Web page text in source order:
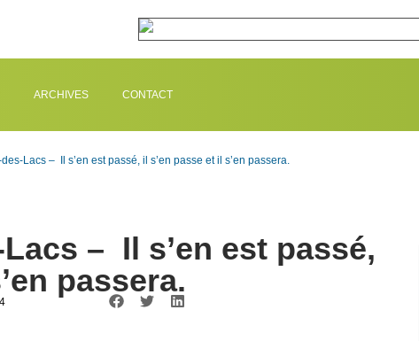
ARCHIVES CONTACT
Lacs – Il s’en est passé, il s’en passe et il s’en passera.
– Il s’en est passé,
passera.